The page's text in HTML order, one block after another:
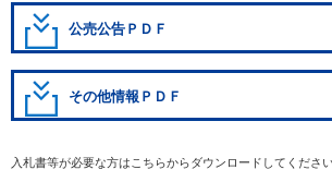
公売公告ＰＤＦ
その他情報ＰＤＦ
入札書等が必要な方はこちらからダウンロードしてください